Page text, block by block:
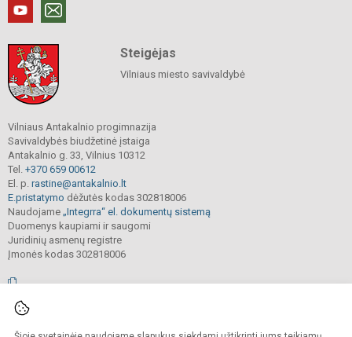
Steigėjas
Vilniaus miesto savivaldybė
Vilniaus Antakalnio progimnazija
Savivaldybės biudžetinė įstaiga
Antakalnio g. 33, Vilnius 10312
Tel. +370 659 00612
El. p. rastine@antakalnio.lt
E.pristatymo dėžutės kodas 302818006
Naudojame „Integrra“ el. dokumentų sistemą
Duomenys kaupiami ir saugomi
Juridinių asmenų registre
Įmonės kodas 302818006